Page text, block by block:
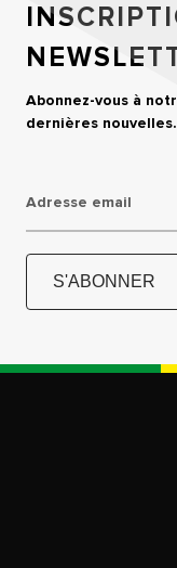
Abonnez-vous à
dernières nouvelles.
Adresse email
S'ABONNER